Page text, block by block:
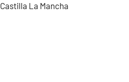
Castilla La Mancha